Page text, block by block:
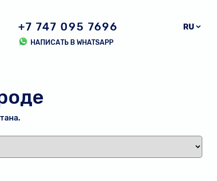
+7 747 095 7696
НАПИСАТЬ В WHATSAPP